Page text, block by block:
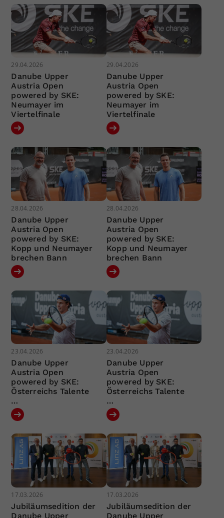
29.04.2026
Danube Upper
Austria Open
powered by SKE:
Neumayer im
Viertelfinale
29.04.2026
Danube Upper
Austria Open
powered by SKE:
Neumayer im
Viertelfinale
28.04.2026
Danube Upper
Austria Open
powered by SKE:
Kopp und Neumayer
brechen Bann
28.04.2026
Danube Upper
Austria Open
powered by SKE:
Kopp und Neumayer
brechen Bann
23.04.2026
Danube Upper
Austria Open
powered by SKE:
Österreichs Talente
…
23.04.2026
Danube Upper
Austria Open
powered by SKE:
Österreichs Talente
…
17.03.2026
Jubiläumsedition der
Danube Upper
17.03.2026
Jubiläumsedition der
Danube Upper